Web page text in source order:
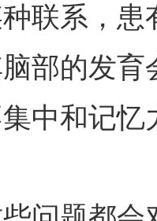
联系，患
部的发育
中和记忆